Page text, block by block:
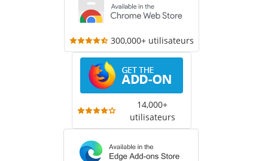
300,000+ utilisateurs
14,000+
utilisateurs